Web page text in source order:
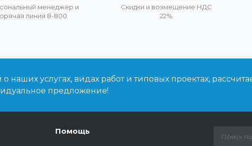
менеджер и
линия 8-800
Скидки и возмещение НДС
22%
наших услугах, видах работ и типовых проектах,
предложение!
Помощь